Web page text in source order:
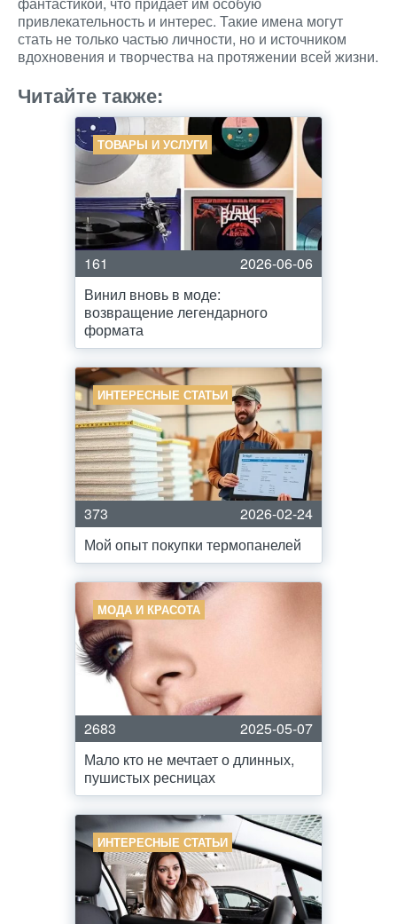
привлекательность и интерес. Такие имена могут
стать не только частью личности, но и источником
вдохновения и творчества на протяжении всей жизни.
Читайте также:
ТОВАРЫ И УСЛУГИ
161
2026-06-06
Винил вновь в моде:
возвращение легендарного
формата
ИНТЕРЕСНЫЕ СТАТЬИ
373
2026-02-24
Мой опыт покупки термопанелей
МОДА И КРАСОТА
2683
2025-05-07
Мало кто не мечтает о длинных,
пушистых ресницах
ИНТЕРЕСНЫЕ СТАТЬИ